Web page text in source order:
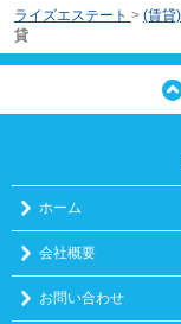
ライズエステート > (賃貸
貸
ホーム
会社概要
お問い合わせ